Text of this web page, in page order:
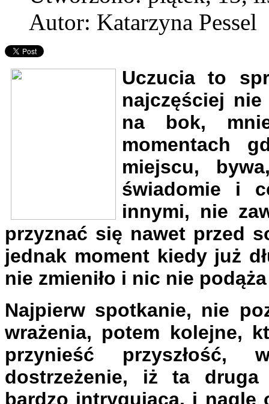
Autor: Katarzyna Pessel
Uczucia to
najczęściej
na bok,
momentach
miejscu,
świadomie i
innymi, nie
przyznać się nawet przed
jednak moment kiedy już
nie zmieniło i nic nie
Najpierw spotkanie, nie
wrażenia, potem kolejne,
przynieść przyszłość,
dostrzeżenie, iż ta
bardzo intrygująca, i nagle